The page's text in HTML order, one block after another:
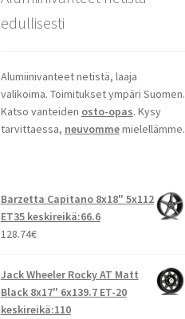
edullisesti
Alumiinivanteet netistä, laaja
valikoima. Toimitukset ympäri Suomen.
Katso vanteiden osto-opas. Kysy
tarvittaessa, neuvommemielellämme.
Barzetta Capitano 8x18" 5x112
ET35 keskireikä:66.6
128.74€
Jack Wheeler Rocky AT Matt
Black 8x17" 6x139.7 ET-20
keskireikä:110